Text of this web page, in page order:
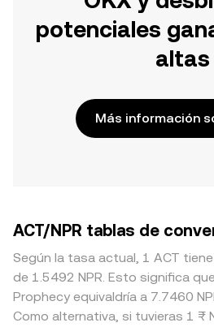
potenciales
altas
Más información
ACT/NPR tablas de
Según la tasa actual, 1 ACT
de 1.5492 NPR. Esto significa
Prophecy equivaldría a 7.7460
Como alternativa, si tuvieras 1 ₨